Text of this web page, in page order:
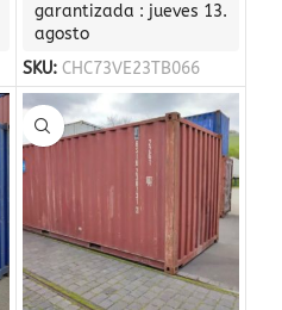
garantizada : jueves 13.
agosto
SKU: CHC73VE23TB066